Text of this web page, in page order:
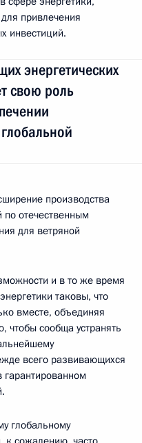
привлечения
инвестиций.
энергетических
свою роль
производства
отечественным
для ветряной
и в то же время
таковы, что
вместе, объединяя
чтобы сообща устранять
всего развивающихся
гарантированном
глобальному